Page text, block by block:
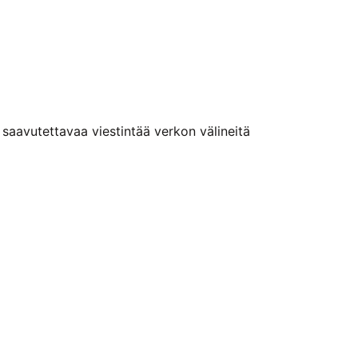
viestintää verkon välineitä